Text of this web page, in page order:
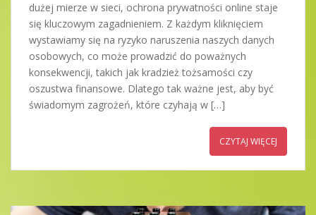
dużej mierze w sieci, ochrona prywatności online staje
się kluczowym zagadnieniem. Z każdym kliknięciem
wystawiamy się na ryzyko naruszenia naszych danych
osobowych, co może prowadzić do poważnych
konsekwencji, takich jak kradzież tożsamości czy
oszustwa finansowe. Dlatego tak ważne jest, aby być
świadomym zagrożeń, które czyhają w […]
CZYTAJ WIĘCEJ